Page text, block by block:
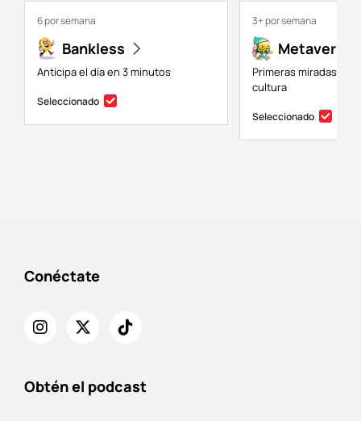
6 por semana
Bankless
Anticipa el día en 3 minutos
Seleccionado
3+ por semana
Metaversal
Primeras miradas a
cultura
Seleccionado
Conéctate
Obtén el podcast